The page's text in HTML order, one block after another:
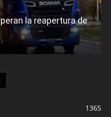
la reapertura de
1365